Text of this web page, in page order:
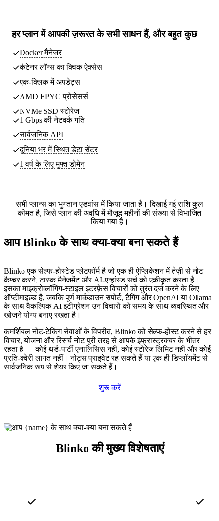
हर प्लान मेंआपकी ज़रूरत के सभी साधनहैं, और बहुत कुछ
Docker मैनेजर
कंटेनर लॉग्स का क्विक ऐक्सेस
एक-क्लिक में अपडेट्स
AMD EPYC प्रोसेसर्स
NVMe SSD स्टोरेज
1 Gbps की नेटवर्क गति
सार्वजनिक API
दुनिया भर में स्थितडेटा सेंटर
1 वर्ष के लिए मुफ्त डोमेन
सभी प्लान्स का भुगतान एडवांस में किया जाता है। दिखाई गई राशि कुल
कीमत है, जिसे प्लान की अवधि में मौजूद महीनों की संख्या से विभाजित
किया गया है।
आप Blinko के साथ क्या-क्या बना सकते हैं
Blinko एक सेल्फ-होस्टेड प्लेटफॉर्म है जो एक ही ऐप्लिकेशन में तेज़ी से नोट
कैप्चर करने, टास्क मैनेजमेंट और AI-एन्हांस्ड सर्च को एकीकृत करता है।
इसका माइक्रोब्लॉगिंग-स्टाइल इंटरफ़ेस विचारों को तुरंत दर्ज करने के लिए
ऑप्टीमाइज़्ड है, जबकि पूर्ण मार्कडाउन सपोर्ट, टैगिंग और OpenAI या Ollama
के साथ वैकल्पिक AI इंटीग्रेशन उन विचारों को समय के साथ व्यवस्थित और
खोजने योग्य बनाए रखता है।
कमर्शियल नोट-टेकिंग सेवाओं के विपरीत, Blinko को सेल्फ-होस्ट करने से हर
विचार, योजना और रिसर्च नोट पूरी तरह से आपके इंफ्रास्ट्रक्चर के भीतर
रहता है — कोई थर्ड-पार्टी एनालिसिस नहीं, कोई स्टोरेज लिमिट नहीं और कोई
प्रति-क्वेरी लागत नहीं। नोट्स प्राइवेट रह सकते हैं या एक ही डिप्लॉयमेंट से
सार्वजनिक रूप से शेयर किए जा सकते हैं।
शुरू करें
Blinko की मुख्य विशेषताएं